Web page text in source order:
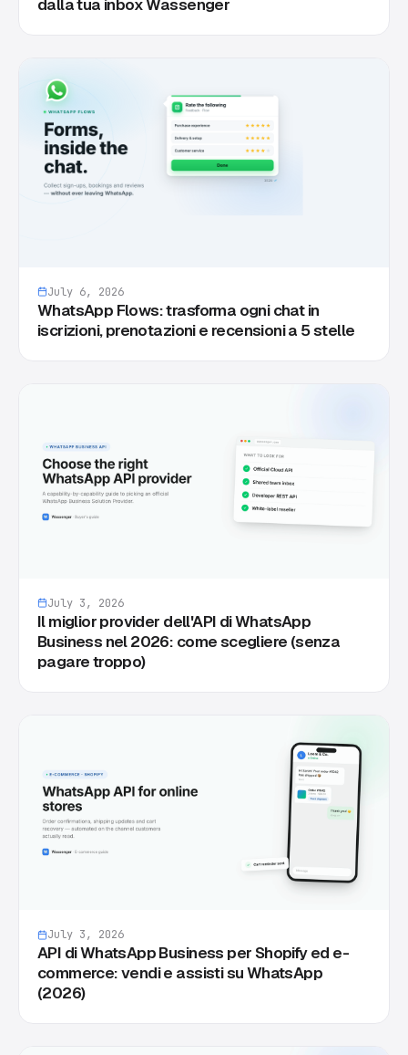
dalla tua inbox Wassenger
July 6, 2026
WhatsApp Flows: trasforma ogni chat in
iscrizioni, prenotazioni e recensioni a 5 stelle
July 3, 2026
Il miglior provider dell'API di WhatsApp
Business nel 2026: come scegliere (senza
pagare troppo)
July 3, 2026
API di WhatsApp Business per Shopify ed e-
commerce: vendi e assisti su WhatsApp
(2026)